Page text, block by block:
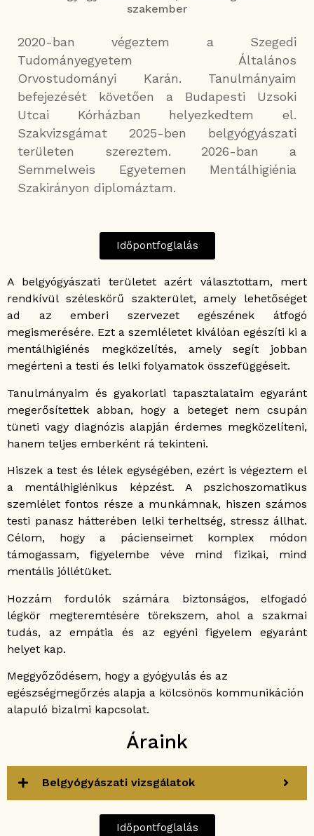
szakember
2020-ban végeztem a Szegedi
Tudományegyetem Általános
Orvostudományi Karán. Tanulmányaim
befejezését követően a Budapesti Uzsoki
Utcai Kórházban helyezkedtem el.
Szakvizsgámat 2025-ben belgyógyászati
területen szereztem. 2026-ban a
Semmelweis Egyetemen Mentálhigiénia
Szakirányon diplomáztam.
Időpontfoglalás
A belgyógyászati területet azért választottam, mert
rendkívül széleskörű szakterület, amely lehetőséget
ad az emberi szervezet egészének átfogó
megismerésére. Ezt a szemléletet kiválóan egészíti ki a
mentálhigiénés megközelítés, amely segít jobban
megérteni a testi és lelki folyamatok összefüggéseit.
Tanulmányaim és gyakorlati tapasztalataim egyaránt
megerősítettek abban, hogy a beteget nem csupán
tüneti vagy diagnózis alapján érdemes megközelíteni,
hanem teljes emberként rá tekinteni.
Hiszek a test és lélek egységében, ezért is végeztem el
a mentálhigiénikus képzést. A pszichoszomatikus
szemlélet fontos része a munkámnak, hiszen számos
testi panasz hátterében lelki terheltség, stressz állhat.
Célom, hogy a pácienseimet komplex módon
támogassam, figyelembe véve mind fizikai, mind
mentális jóllétüket.
Hozzám fordulók számára biztonságos, elfogadó
légkör megteremtésére törekszem, ahol a szakmai
tudás, az empátia és az egyéni figyelem egyaránt
helyet kap.
Meggyőződésem, hogy a gyógyulás és az
egészségmegőrzés alapja a kölcsönös kommunikáción
alapuló bizalmi kapcsolat.
Áraink
Belgyógyászati vizsgálatok
Időpontfoglalás